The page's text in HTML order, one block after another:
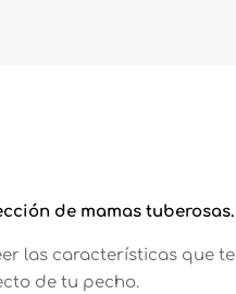
de mamas tuberosas.
las características que te
de tu pecho.